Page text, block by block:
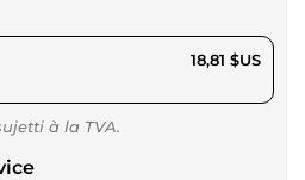
17,34 $US 18,81 $US
à la TVA.